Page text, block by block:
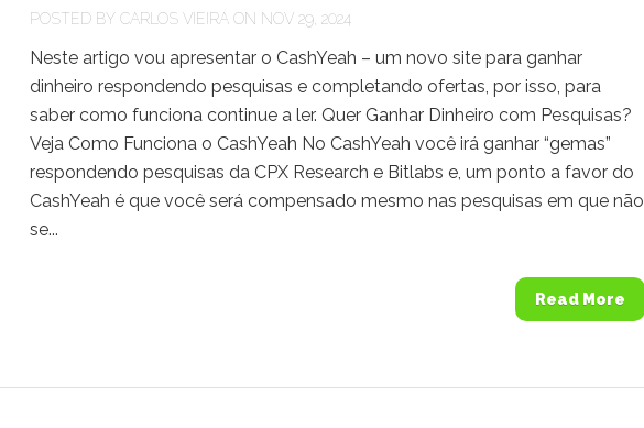
POSTED BY CARLOS VIEIRA ON NOV 29, 2024
Neste artigo vou apresentar o CashYeah – um novo site para ganhar
dinheiro respondendo pesquisas e completando ofertas, por isso, para
saber como funciona continue a ler. Quer Ganhar Dinheiro com Pesquisas?
Veja Como Funciona o CashYeah No CashYeah você irá ganhar “gemas”
respondendo pesquisas da CPX Research e Bitlabs e, um ponto a favor do
CashYeah é que você será compensado mesmo nas pesquisas em que não
se...
Read More